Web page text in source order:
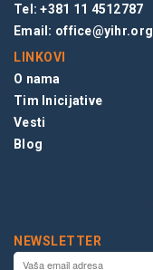
Tel: +381 11 4512787
Email: office@yihr.org
LINKOVI
O nama
Tim Inicijative
Vesti
Blog
NEWSLETTER